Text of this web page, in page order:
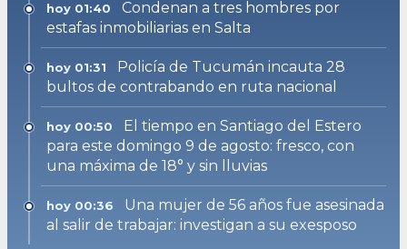
hoy 01:40
Condenan a tres hombres por
estafas inmobiliarias en Salta
hoy 01:31
Policía de Tucumán incauta 28
bultos de contrabando en ruta nacional
hoy 00:50
El tiempo en Santiago del Estero
para este domingo 9 de agosto: fresco, con
una máxima de 18° y sin lluvias
hoy 00:36
Una mujer de 56 años fue asesinada
al salir de trabajar: investigan a su exesposo